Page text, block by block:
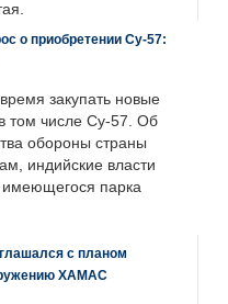
о приобретении Су-57:
закупать новые
том числе Су-57. Об
обороны страны
индийские власти
имеющегося парка
с планом
ХАМАС